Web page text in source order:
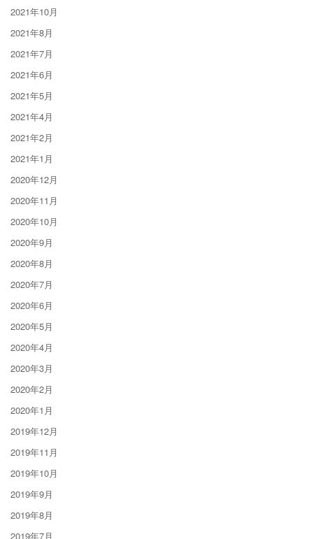
2021年10月
2021年8月
2021年7月
2021年6月
2021年5月
2021年4月
2021年2月
2021年1月
2020年12月
2020年11月
2020年10月
2020年9月
2020年8月
2020年7月
2020年6月
2020年5月
2020年4月
2020年3月
2020年2月
2020年1月
2019年12月
2019年11月
2019年10月
2019年9月
2019年8月
2019年7月